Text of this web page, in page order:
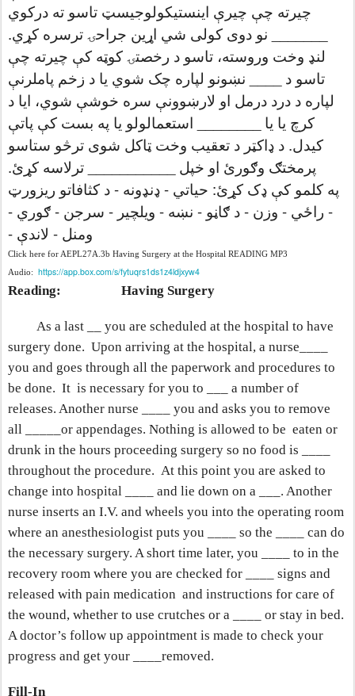
چیرته چې چیرې اینستیکولوجیسټ تاسو ته درکوي
_______ نو دوی کولی شي اړین جراحۍ ترسره کړي.
لنډ وخت وروسته، تاسو د رخصتۍ کوټه کې چیرته چې
تاسو د ____ نښونو لپاره چک شوي یا د زخم پاملرنې
لپاره د درد درمل او لارښوونې سره خوشې شوي، ایا د
کرچ یا یا ________ استعمالولو یا په بست کې پاتې
کیدل. د ډاکټر د تعقیب وخت ټاکل شوی ترڅو ستاسو
پرمختګ وګورئ او خپل ___________ ترلاسه کړئ.
په کلمو کې ډک کړئ: حیاتي - ډنډونه - د کثافاتو ریزورټ
- راځي - وزن - د ګاڼو - نښه - ویلچیر - سرجن - ګوري -
ومنل - لاندې -
Click here for AEPL27A.3b Having Surgery at the Hospital READING MP3
Audio: https://app.box.com/s/fytuqrs1ds1z4ldjxyw4
Reading: Having Surgery
As a last __ you are scheduled at the hospital to have
surgery done. Upon arriving at the hospital, a nurse____
you and goes through all the paperwork and procedures to
be done. It is necessary for you to ___ a number of
releases. Another nurse ____ you and asks you to remove
all _____or appendages. Nothing is allowed to be eaten or
drunk in the hours proceeding surgery so no food is ____
throughout the procedure. At this point you are asked to
change into hospital ____ and lie down on a ___. Another
nurse inserts an I.V. and wheels you into the operating room
where an anesthesiologist puts you ____ so the ____ can do
the necessary surgery. A short time later, you ____ to in the
recovery room where you are checked for ____ signs and
released with pain medication and instructions for care of
the wound, whether to use crutches or a ____ or stay in bed.
A doctor’s follow up appointment is made to check your
progress and get your ____removed.
Fill-In